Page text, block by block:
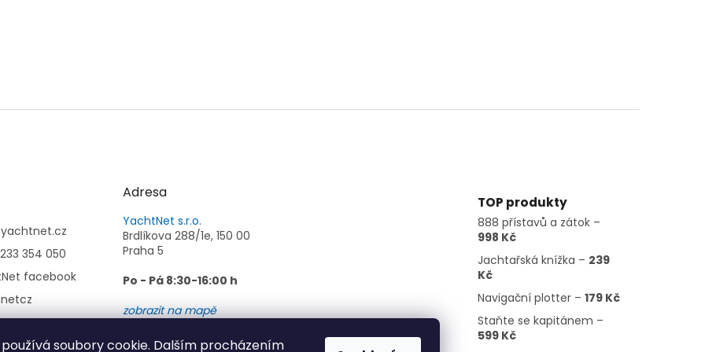
soubory cookie. Dalším procházením
yachtnet.cz
354 050
facebook
Adresa
YachtNet s.r.o.
Brdlíkova 288/1e, 150 00
Praha 5
Po - Pá 8:30-16:00 h
zobrazit na mapě
TOP produkty
888 přístavů a zátok –
998 Kč
Jachtařská knížka – 239
Kč
Navigační plotter –179 Kč
Staňte se kapitánem –
599 Kč